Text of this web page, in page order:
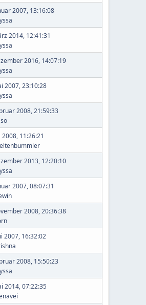
2007, 13:16:08
2014, 12:41:31
2016, 14:07:19
2007, 23:10:28
2008, 21:59:33
2008, 11:26:21
2013, 12:20:10
2007, 08:07:31
2008, 20:36:38
2007, 16:32:02
2008, 15:50:23
2014, 07:22:35